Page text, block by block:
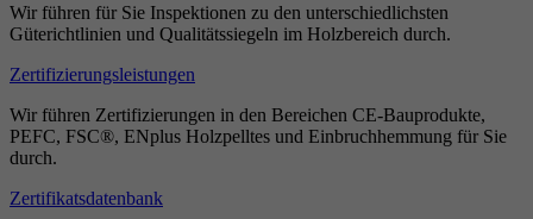
Wir führen für Sie Inspektionen zu den unterschiedlichsten
Güterichtlinien und Qualitätssiegeln im Holzbereich durch.
Zertifizierungsleistungen
Wir führen Zertifizierungen in den Bereichen CE-Bauprodukte,
PEFC, FSC®, ENplus Holzpelltes und Einbruchhemmung für Sie
durch.
Zertifikatsdatenbank